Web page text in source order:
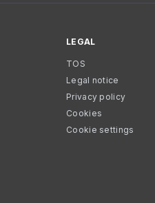
LEGAL
TOS
Legal notice
Privacy policy
Cookies
Cookie settings